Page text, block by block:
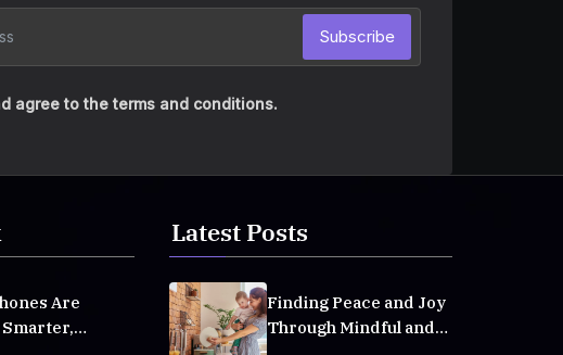
agree to the terms and conditions.
Subscribe
Are
Latest Posts
Finding Peace and Joy
Through Mindful and